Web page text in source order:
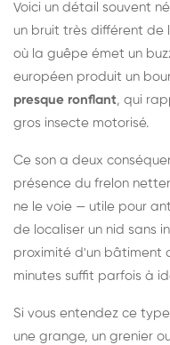
Voici un détail souvent
un bruit très différent de
où la guêpe émet un
européen produit un
presque ronflant, qui
gros insecte motorisé.
Ce son a deux
présence du frelon
ne le voie — utile pour
de localiser un nid sans
proximité d'un bâtiment
minutes suffit parfois à
Si vous entendez ce
une grange, un grenier